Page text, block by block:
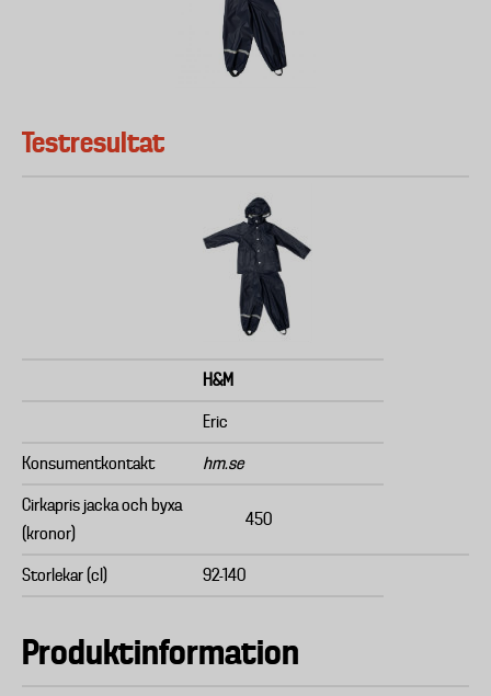
Testresultat
H&M
Eric
Konsumentkontakt hm.se
Cirkapris jacka och byxa
(kronor)
450
Storlekar (cl) 92-140
Produktinformation